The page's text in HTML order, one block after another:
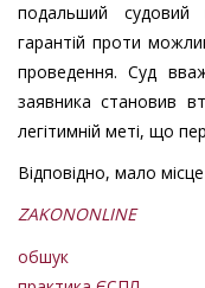
подальший
гарантій проти
проведення. Суд
заявника становив
легітимній меті, що
Відповідно, мало
ZAKONONLINE
обшук